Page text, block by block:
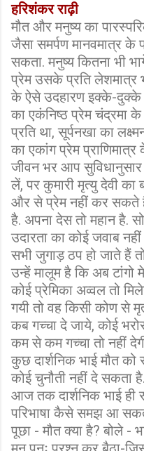
हरिशंकर राढ़ी
मौत और मनुष्य का
जैसा समर्पण मानवमात्र के
सकता. मनुष्य कितना भी
प्रेम उसके प्रति लेशमात्र
के ऐसे उदहारण इक्के-दुक्के
का एकंनिष्ठ प्रेम चंद्रमा के
प्रति था, सूर्पनखा का
का एकांग प्रेम प्राणिमात्र
जीवन भर आप
लें, पर कुमारी मृत्यु देवी
और से प्रेम नहीं कर सकते
है. अपना देस तो महान है.
उदारता का कोई जवाब
सभी जुगाड़ ठप हो जाते हैं
उन्हें मालूम है कि अब टांगो
कोई प्रेमिका अव्वल तो
गयी तो वह किसी कोण से
कब गच्चा दे जाये, कोई
कम से कम गच्चा तो नहीं
कुछ दार्शनिक भाई मौत को
कोई चुनौती नहीं दे सकता
आज तक दार्शनिक भाई
परिभाषा कैसे समझ आ सकती
पूछा - मौत क्या है? बोले -